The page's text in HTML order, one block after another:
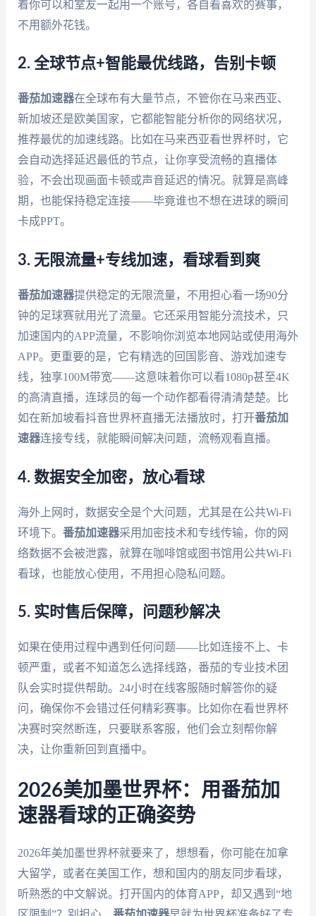
着你可以和室友一起用一个账号，各自看喜欢的赛事，
不用额外花钱。
2. 全球节点+智能最优线路，告别卡顿
番茄加速器在全球布有大量节点，不管你在马来西亚、
新加坡还是欧美国家，它都能智能分析你的网络状况，
推荐最优的加速线路。比如在马来西亚看世界杯时，它
会自动选择延迟最低的节点，让你享受流畅的直播体
验，不会出现画面卡顿或声音延迟的情况。就算是高峰
期，也能保持稳定连接——毕竟谁也不想在进球的瞬间
卡成PPT。
3. 无限流量+专线加速，看球看到爽
番茄加速器提供稳定的无限流量，不用担心看一场90分
钟的足球赛就用光了流量。它还采用智能分流技术，只
加速国内的APP流量，不影响你浏览本地网站或使用海外
APP。更重要的是，它有精选的回国影音、游戏加速专
线，独享100M带宽——这意味着你可以看1080p甚至4K
的高清直播，连球员的每一个动作都看得清清楚楚。比
如在新加坡看抖音世界杯直播无法播放时，打开番茄加
速器连接专线，就能瞬间解决问题，流畅观看直播。
4. 数据安全加密，放心看球
海外上网时，数据安全是个大问题，尤其是在公共Wi-Fi
环境下。 番茄加速器采用加密技术和专线传输，你的网
络数据不会被泄露，就算在咖啡馆或图书馆用公共Wi-Fi
看球，也能放心使用，不用担心隐私问题。
5. 实时售后保障，问题秒解决
如果在使用过程中遇到任何问题——比如连接不上、卡
顿严重，或者不知道怎么选择线路，番茄的专业技术团
队会实时提供帮助。24小时在线客服随时解答你的疑
问，确保你不会错过任何精彩赛事。比如你在看世界杯
决赛时突然断连，只要联系客服，他们会立刻帮你解
决，让你重新回到直播中。
2026美加墨世界杯：用番茄加
速器看球的正确姿势
2026年美加墨世界杯就要来了，想想看，你可能在加拿
大留学，或者在美国工作，想和国内的朋友同步看球，
听熟悉的中文解说。打开国内的体育APP，却又遇到“地